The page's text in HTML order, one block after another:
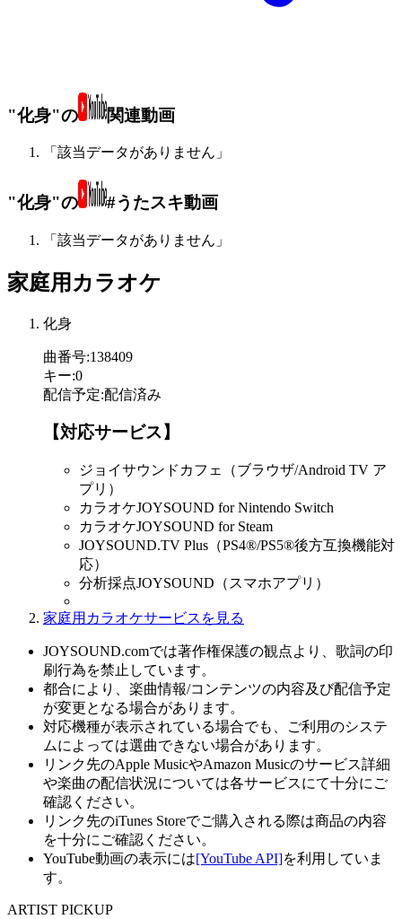
"化身"の 関連動画
「該当データがありません」
"化身"の #うたスキ動画
「該当データがありません」
家庭用カラオケ
化身
曲番号:138409
キー:0
配信予定:配信済み
【対応サービス】
ジョイサウンドカフェ（ブラウザ/Android TV ア
プリ）
カラオケJOYSOUND for Nintendo Switch
カラオケJOYSOUND for Steam
JOYSOUND.TV Plus（PS4®/PS5®後方互換機能対
応）
分析採点JOYSOUND（スマホアプリ）
家庭用カラオケサービスを見る
JOYSOUND.comでは著作権保護の観点より、歌詞の印
刷行為を禁止しています。
都合により、楽曲情報/コンテンツの内容及び配信予定
が変更となる場合があります。
対応機種が表示されている場合でも、ご利用のシステ
ムによっては選曲できない場合があります。
リンク先のApple MusicやAmazon Musicのサービス詳細
や楽曲の配信状況については各サービスにて十分にご
確認ください。
リンク先のiTunes Storeでご購入される際は商品の内容
を十分にご確認ください。
YouTube動画の表示には[YouTube API]を利用していま
す。
ARTIST PICKUP